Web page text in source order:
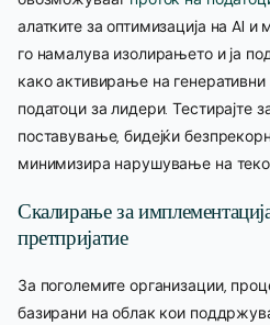
алатките за оптимизација на AI
го намалува изолирањето и ја
како активирање на
податоци за лидери. Тестирајте
поставување, бидејќи
минимизира нарушување на
Скалирање за
претпријатие
За поголемите организации,
базирани на облак кои